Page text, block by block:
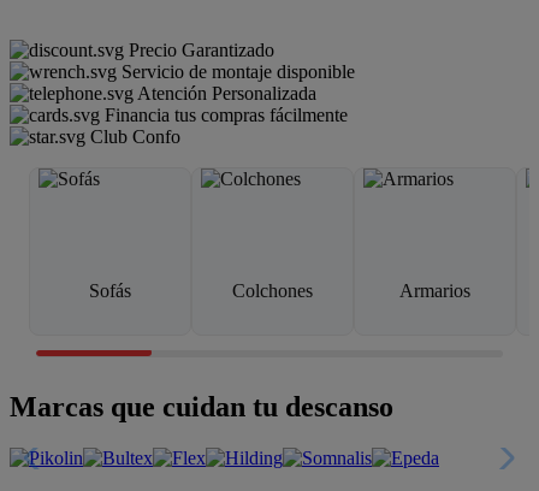
Precio Garantizado
Servicio de montaje disponible
Atención Personalizada
Financia tus compras fácilmente
Club Confo
Sofás Colchones Armarios
Marcas que cuidan tu descanso